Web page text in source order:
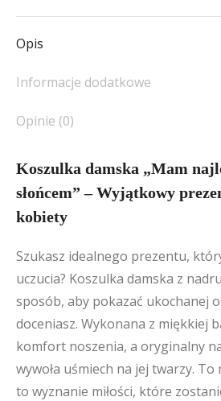
Opis
Informacje dodatkowe
Opinie (0)
Koszulka damska „Mam
słońcem” – Wyjątkowy
kobiety
Szukasz idealnego prezentu,
uczucia? Koszulka damska z
sposób, aby pokazać ukochanej
doceniasz. Wykonana z miękkiej
komfort noszenia, a oryginalny
wywoła uśmiech na jej twarzy.
to wyznanie miłości, które